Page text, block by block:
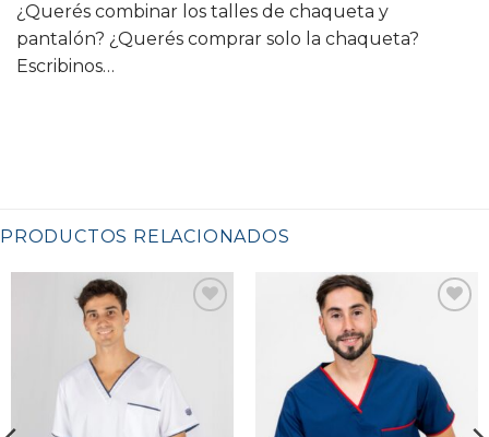
¿Querés combinar los talles de chaqueta y
pantalón? ¿Querés comprar solo la chaqueta?
Escribinos…
PRODUCTOS RELACIONADOS
Favoritos Favoritos